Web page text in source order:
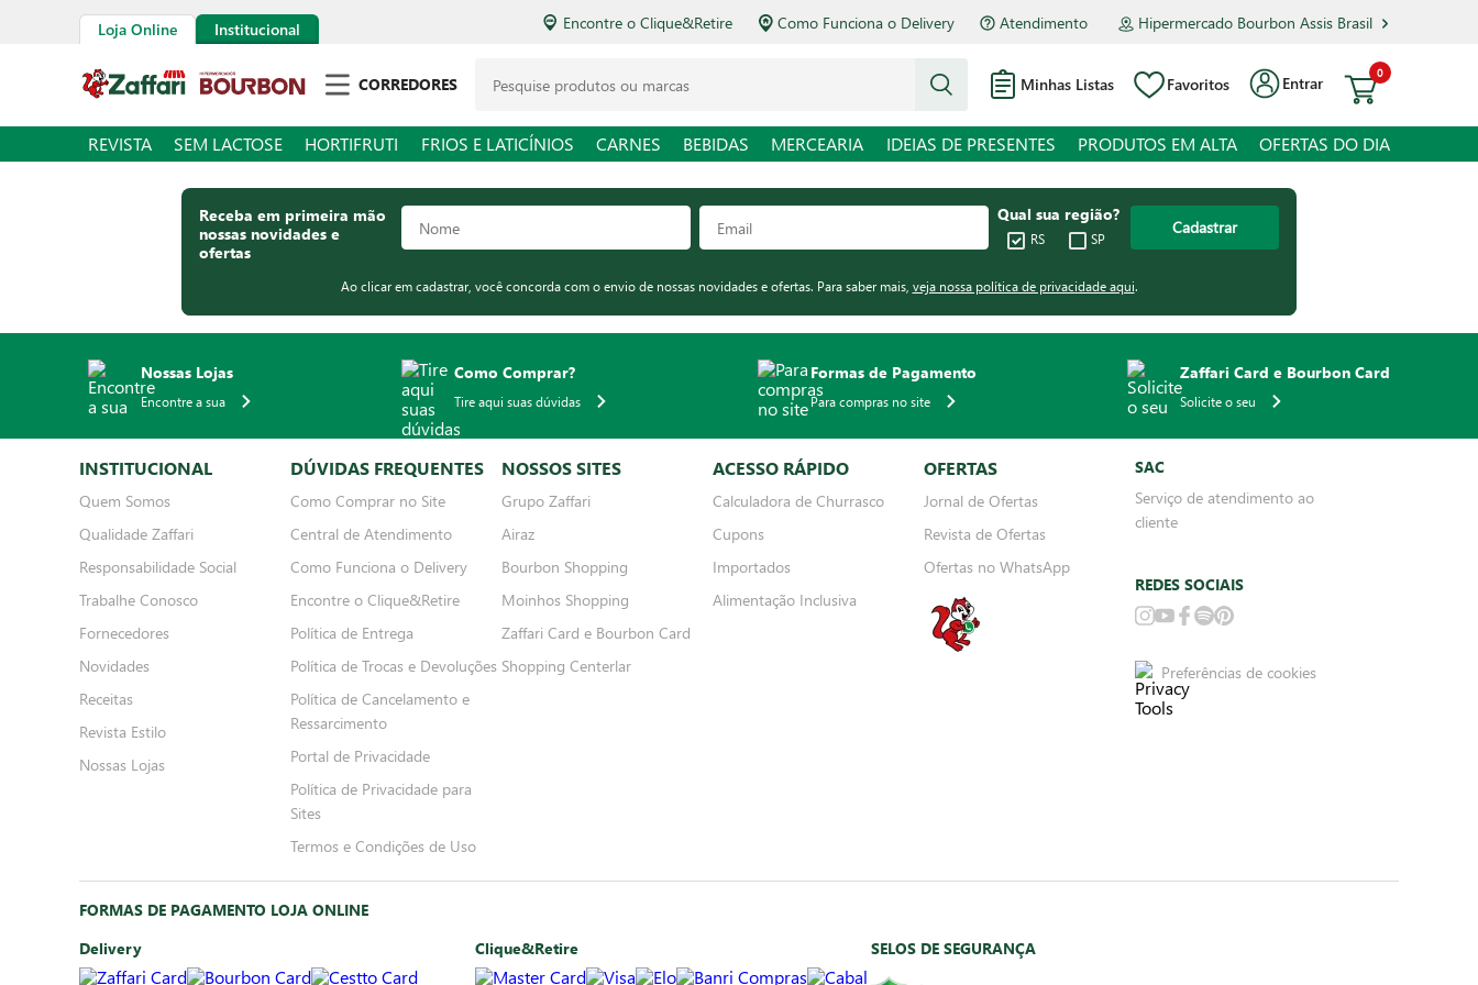
Loja Online Institucional Encontre o Clique&Retire Como Funciona o Delivery Atendimento Hipermercado Bourbon Assis Brasil
CORREDORES Minhas Listas Favoritos Entrar
0
REVISTA SEM LACTOSE HORTIFRUTI FRIOS E LATICÍNIOS CARNES BEBIDAS MERCEARIA IDEIAS DE PRESENTES PRODUTOS EM ALTA OFERTAS DO DIA
Receba em primeira mão
nossas novidades e
ofertas
Qual sua região?
RS SP
Cadastrar
Ao clicar em cadastrar, você concorda com o envio de nossas novidades e ofertas. Para saber mais, veja nossa política de privacidade aqui.
Nossas Lojas
Encontre a sua
Como Comprar?
Tire aqui suas dúvidas
Formas de Pagamento
Para compras no site
Zaffari Card e Bourbon Card
Solicite o seu
INSTITUCIONAL
Quem Somos
Qualidade Zaffari
Responsabilidade Social
Trabalhe Conosco
Fornecedores
Novidades
Receitas
Revista Estilo
Nossas Lojas
DÚVIDAS FREQUENTES
Como Comprar no Site
Central de Atendimento
Como Funciona o Delivery
Encontre o Clique&Retire
Política de Entrega
Política de Trocas e Devoluções
Política de Cancelamento e
Ressarcimento
Portal de Privacidade
Política de Privacidade para
Sites
Termos e Condições de Uso
NOSSOS SITES
Grupo Zaffari
Airaz
Bourbon Shopping
Moinhos Shopping
Zaffari Card e Bourbon Card
Shopping Centerlar
ACESSO RÁPIDO
Calculadora de Churrasco
Cupons
Importados
Alimentação Inclusiva
OFERTAS
Jornal de Ofertas
Revista de Ofertas
Ofertas no WhatsApp
SAC
Serviço de atendimento ao
cliente
REDES SOCIAIS
Preferências de cookies
FORMAS DE PAGAMENTO LOJA ONLINE
Delivery
Clique&Retire SELOS DE SEGURANÇA